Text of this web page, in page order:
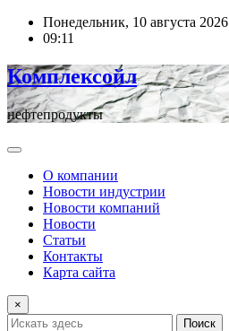
ПерейтиПонедельник, 10 августа 2026
09:11
Комплексойл
нефтепродукты
О компании
Новости индустрии
Новости компаний
Новости
Статьи
Контакты
Карта сайта
×
Поиск